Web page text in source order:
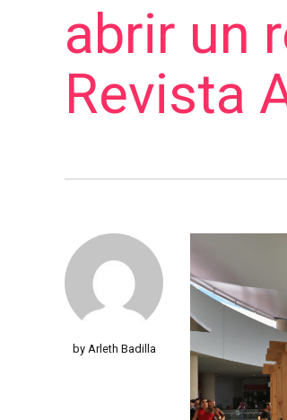
abrir un
Revista
by Arleth Badilla